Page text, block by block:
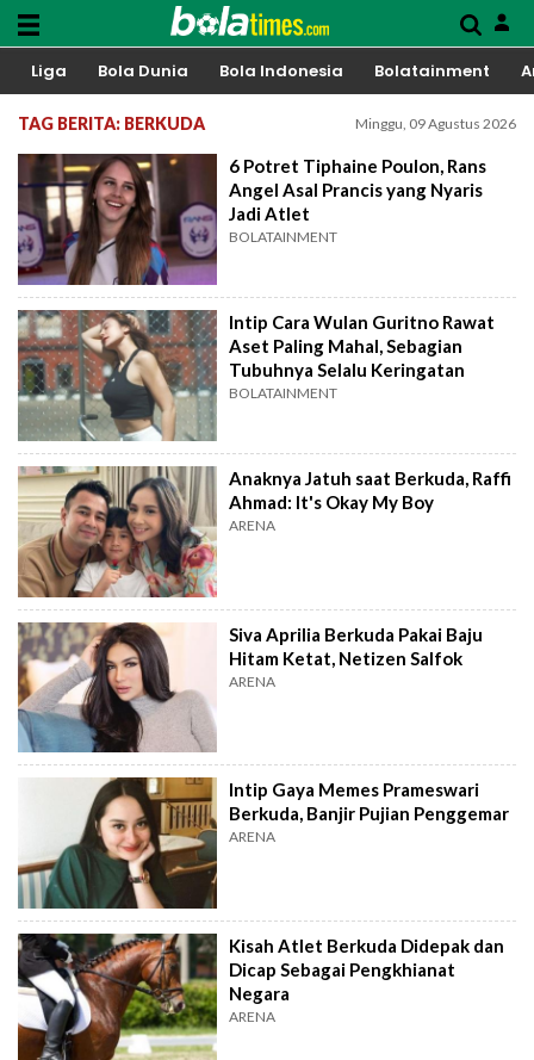
Liga Bola Dunia Bola Indonesia Bolatainment
TAG BERITA: BERKUDA Minggu, 09 Agustus 2026
6 Potret Tiphaine Poulon, Rans
Angel Asal Prancis yang Nyaris
Jadi Atlet
BOLATAINMENT
Intip Cara Wulan Guritno Rawat
Aset Paling Mahal, Sebagian
Tubuhnya Selalu Keringatan
BOLATAINMENT
Anaknya Jatuh saat Berkuda, Raffi
Ahmad: It's Okay My Boy
ARENA
Siva Aprilia Berkuda Pakai Baju
Hitam Ketat, Netizen Salfok
ARENA
Intip Gaya Memes Prameswari
Berkuda, Banjir Pujian Penggemar
ARENA
Kisah Atlet Berkuda Didepak dan
Dicap Sebagai Pengkhianat
Negara
ARENA